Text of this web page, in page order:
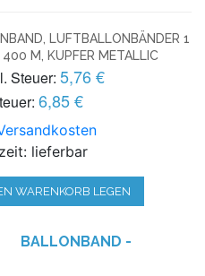
LUFTBALLONBÄNDER 1
400 M, KUPFER METALLIC
Steuer: 5,76 €
6,85 €
lieferbar
WARENKORB LEGEN
BALLONBAND -